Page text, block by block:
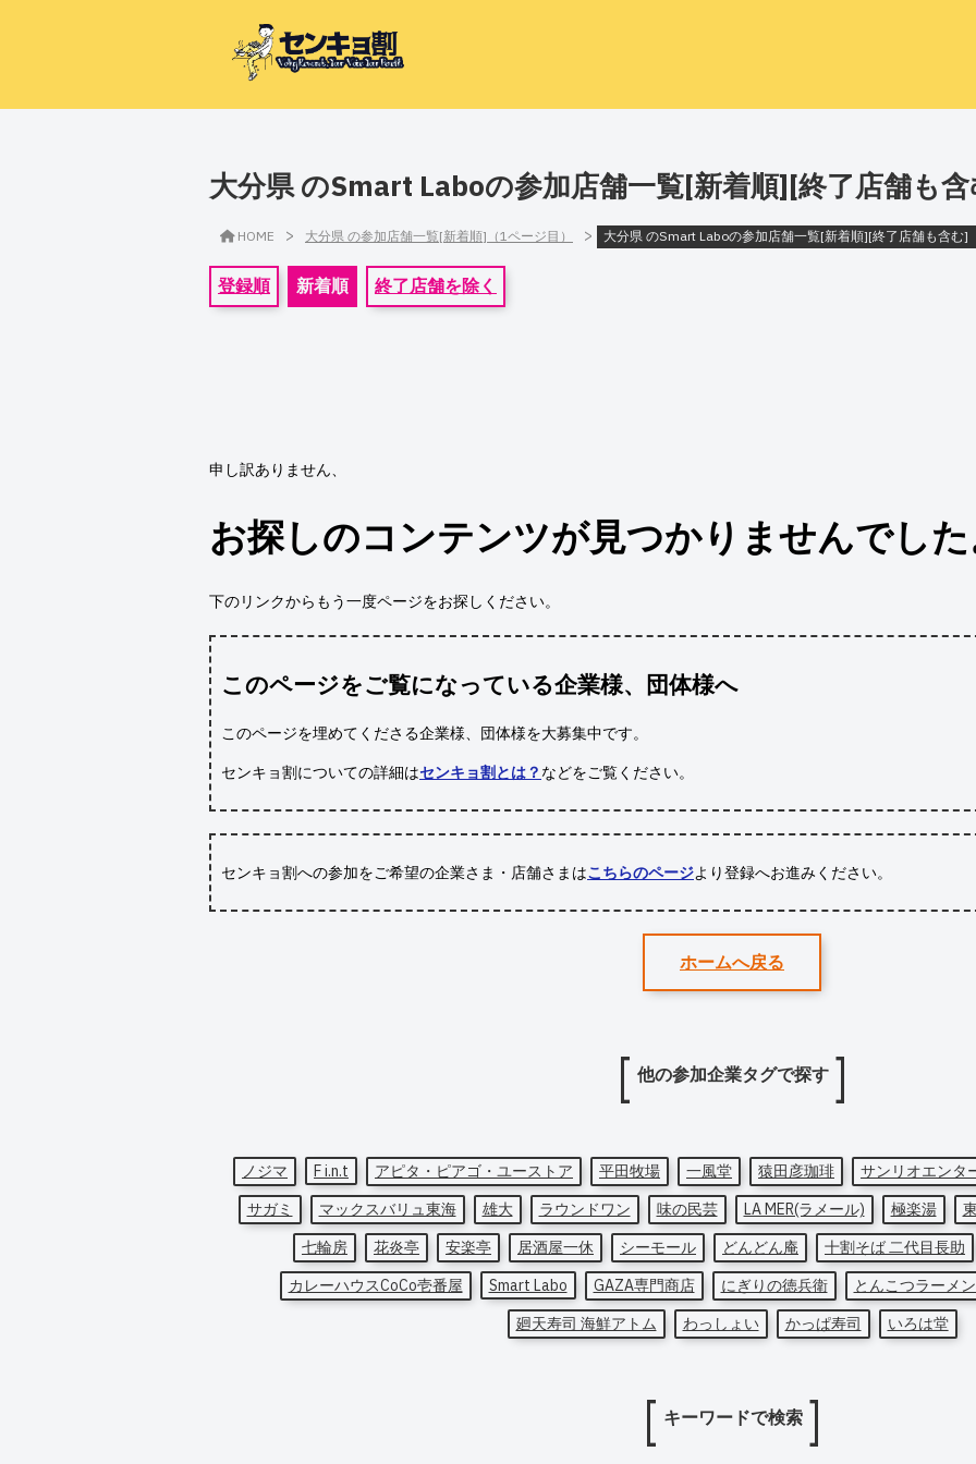
大分県 のSmart Laboの参加店舗一覧[新着順][終了店舗も
HOME > 大分県 の参加店舗一覧[新着順]（1ページ目） > 大分県 のSmart Laboの参加店舗一覧[新着順][終了店舗も含む]
登録順 新着順 終了店舗を除く
申し訳ありません、
お探しのコンテンツが見つかりませんでし
下のリンクからもう一度ページをお探しください。
このページをご覧になっている企業様、団体様へ
このページを埋めてくださる企業様、団体様を大募集中です。
センキョ割についての詳細はセンキョ割とは？ などをご覧ください。
センキョ割への参加をご希望の企業さま・店舗さまはこちらのページより登録へお進みください。
ホームへ戻る
他の参加企業タグで探す
ノジマ F i.n.t アピタ・ピアゴ・ユーストア 平田牧場 一風堂 猿田彦珈琲
サンリオエンタ
サガミ
マックスバリュ東海 雄大 ラウンドワン 味の民芸 LA MER(ラメール) 極楽湯
七輪房
花炎亭 安楽亭 居酒屋一休 シーモール どんどん庵
十割そば 二代目長助
カレーハウスCoCo壱番屋
Smart Labo GAZA専門商店 にぎりの徳兵衛
とんこつラーメ
廻天寿司 海鮮アトム
わっしょい かっぱ寿司 いろは堂
キーワードで検索